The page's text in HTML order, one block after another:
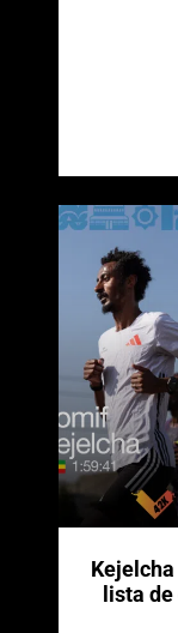
lista